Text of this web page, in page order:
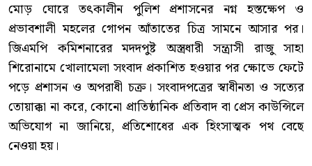
মোড় ঘোরে তৎকালীন পুলিশ প্রশাসনের নগ্ন হস্তক্ষেপ ও
প্রভাবশালী মহলের গোপন আঁতাতের চিত্র সামনে আসার পর।
জিএমপি কমিশনারের মদদপুষ্ট অস্ত্রধারী সন্ত্রাসী রাজু সাহা
শিরোনামে খোলামেলা সংবাদ প্রকাশিত হওয়ার পর ক্ষোভে ফেটে
পড়ে প্রশাসন ও অপরাধী চক্র। সংবাদপত্রের স্বাধীনতা ও সত্যের
তোয়াক্কা না করে, কোনো প্রাতিষ্ঠানিক প্রতিবাদ বা প্রেস কাউন্সিলে
অভিযোগ না জানিয়ে, প্রতিশোধের এক হিংসাত্মক পথ বেছে
নেওয়া হয়।